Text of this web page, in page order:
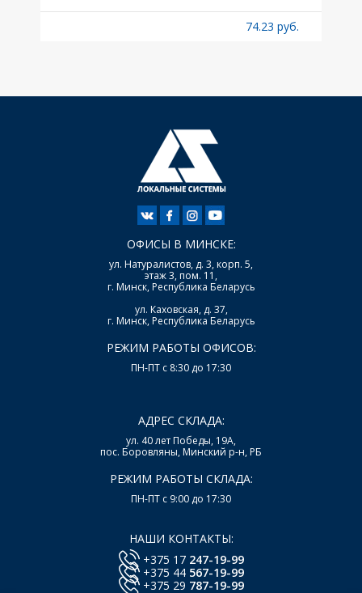
74.23 руб.
ОФИСЫ В МИНСКЕ:
ул. Натуралистов, д. 3, корп. 5,
этаж 3, пом. 11,
г. Минск, Республика Беларусь
ул. Каховская, д. 37,
г. Минск, Республика Беларусь
РЕЖИМ РАБОТЫ ОФИСОВ:
ПН-ПТ с 8:30 до 17:30
АДРЕС СКЛАДА:
ул. 40 лет Победы, 19А,
пос. Боровляны, Минский р-н, РБ
РЕЖИМ РАБОТЫ СКЛАДА:
ПН-ПТ с 9:00 до 17:30
НАШИ КОНТАКТЫ:
+375 17 247-19-99
+375 44 567-19-99
+375 29 787-19-99